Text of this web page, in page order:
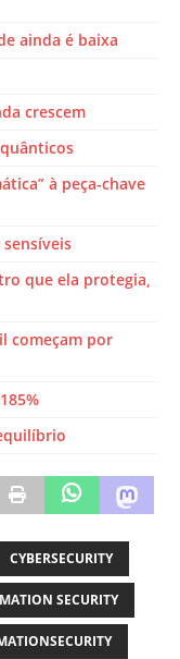
ainda é baixa
crescem
à peça-chave
que ela protegia,
começam por
CYBERSECURITY
SECURITY